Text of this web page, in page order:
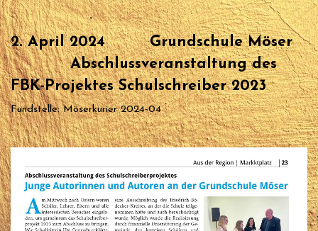
2. April 2024 Grundschule Möser
Abschlussveranstaltung des
FBK-Projektes Schulschreiber 2023
Fundstelle: Möserkurier 2024-04